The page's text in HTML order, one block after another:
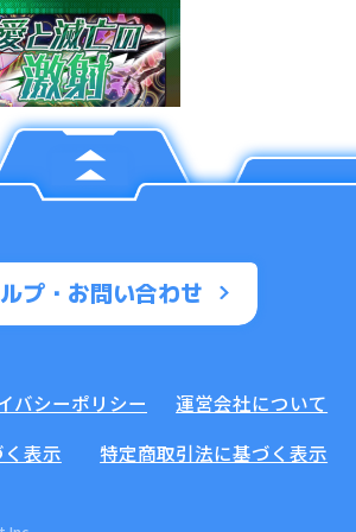
プ・お問い合わせ
バシーポリシー
運営会社について
表示
特定商取引法に基づく表示